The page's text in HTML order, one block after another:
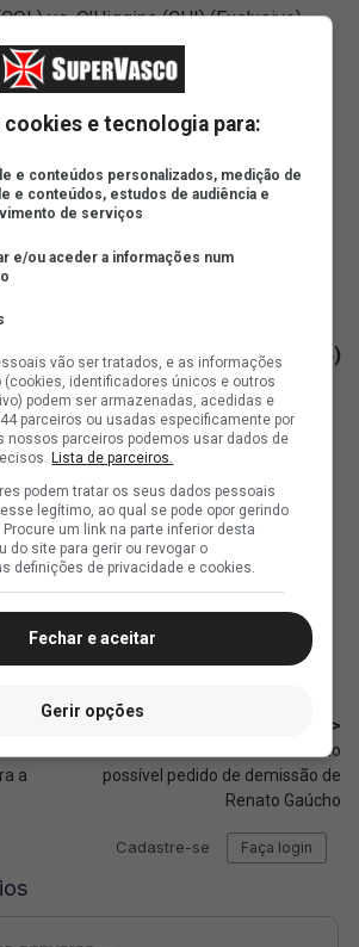
vs. O’Higgins (CHI) (Exclusivo)
vs. Deportivo Cuenca (ECU)
(ARG) vs. Recoleta (PAR) (Exclusivo)
maio
vs. Juventud (URU) (Exclusivo)
vs. Botafogo (BRA) (Exclusivo)
(BRA) vs. Barracas Central (ARG)
vs. Audax Italiano (CHI) (Exclusivo)
maio
vs. Alianza Atlético (PER) (Exclusivo)
a
Próximo >
Canal do Nicola: Bastidores do
possível pedido de demissão de
Renato Gaúcho
cookies e tecnologia para:
e conteúdos personalizados, medição de
e conteúdos, estudos de audiência e
de serviços
e/ou aceder a informações num
vão ser tratados, e as informações
(cookies, identificadores únicos e outros
podem ser armazenadas, acedidas e
parceiros ou usadas especificamente por
nossos parceiros podemos usar dados de
Lista de parceiros.
podem tratar os seus dados pessoais
legítimo, ao qual se pode opor gerindo
um link na parte inferior desta
do site para gerir ou revogar o
definições de privacidade e cookies.
Fechar e aceitar
Gerir opções